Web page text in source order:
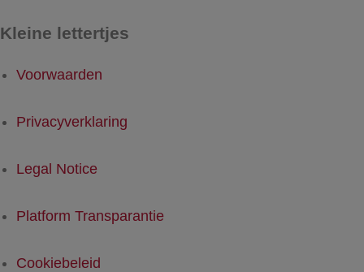
Kleine lettertjes
Voorwaarden
Privacyverklaring
Legal Notice
Platform Transparantie
Cookiebeleid